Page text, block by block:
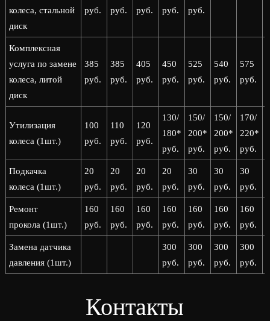
колеса, стальной
диск
руб.
руб.
руб.
руб.
руб.
Комплексная
услуга по замене
колеса, литой
диск
385
руб.
385
руб.
405
руб.
450
руб.
525
руб.
540
руб.
575
руб.
Утилизация
колеса (1шт.)
100
руб.
110
руб.
120
руб.
130/
180*
руб.
150/
200*
руб.
150/
200*
руб.
170/
220*
руб.
Подкачка
колеса (1шт.)
20
руб.
20
руб.
20
руб.
20
руб.
30
руб.
30
руб.
30
руб.
Ремонт
прокола (1шт.)
160
руб.
160
руб.
160
руб.
160
руб.
160
руб.
160
руб.
160
руб.
Замена датчика
давления (1шт.)
300
руб.
300
руб.
300
руб.
300
руб.
Контакты